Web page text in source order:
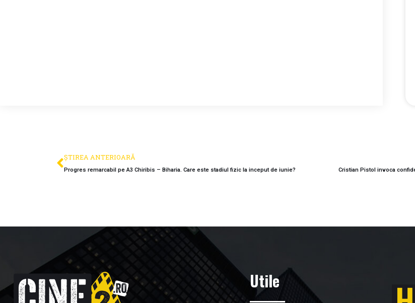
ȘTIREA ANTERIOARĂ
Progres remarcabil pe A3 Chiribis – Biharia. Care este stadiul fizic la inceput de iunie?
Utile